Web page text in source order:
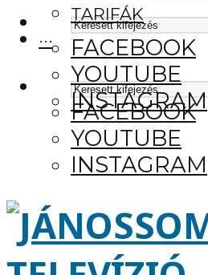
FACEBOOK
YOUTUBE
INSTAGRAM
TARIFÁK
···
FACEBOOK
YOUTUBE
INSTAGRAM